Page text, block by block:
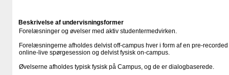
Beskrivelse af undervisningsformer
Forelæsninger og øvelser med aktiv studentermedvirken.
Forelæsningerne afholdes delvist off-campus hver i form af en pre-
online-live spørgesession og delvist fysisk on-campus.
Øvelserne afholdes typisk fysisk på Campus, og de er dialogbaserede.